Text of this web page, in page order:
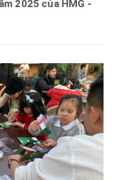
2025 của HMG -